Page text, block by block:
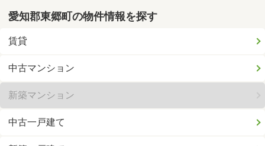
愛知郡東郷町の物件情報を探す
賃貸
中古マンション
新築マンション
中古一戸建て